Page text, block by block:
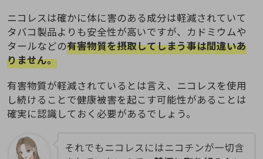
ニコレスは確かに体に害のある成分は軽減されていて
タバコ製品よりも安全性が高いですが、カドミウムや
タールなどの有害物質を摂取してしまう事は間違いあ
りません。
有害物質が軽減されているとは言え、ニコレスを使用
し続けることで健康被害を起こす可能性があることは
確実に認識しておく必要があるでしょう。
それでもニコレスにはニコチンが一切含